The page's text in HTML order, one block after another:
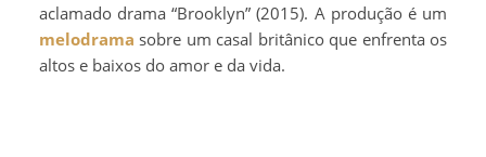
aclamado drama “Brooklyn” (2015). A produção é um
melodrama sobre um casal britânico que enfrenta os
altos e baixos do amor e da vida.